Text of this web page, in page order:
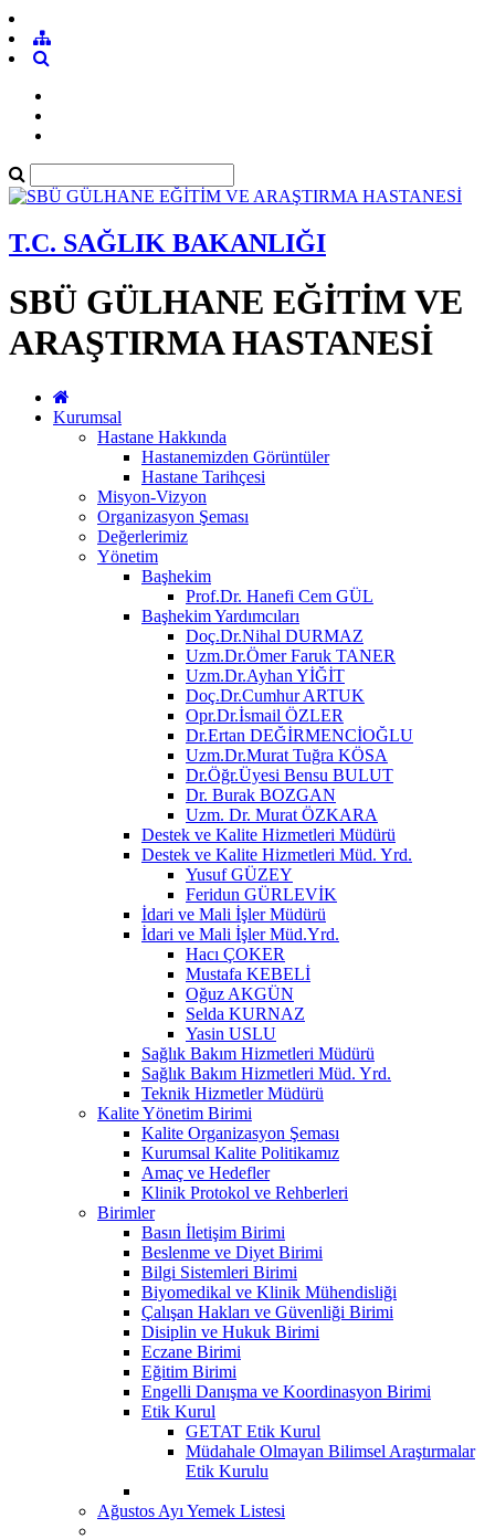
T.C. SAĞLIK BAKANLIĞI
SBÜ GÜLHANE EĞİTİM VE
ARAŞTIRMA HASTANESİ
Kurumsal
Hastane Hakkında
Hastanemizden Görüntüler
Hastane Tarihçesi
Misyon-Vizyon
Organizasyon Şeması
Değerlerimiz
Yönetim
Başhekim
Prof.Dr. Hanefi Cem GÜL
Başhekim Yardımcıları
Doç.Dr.Nihal DURMAZ
Uzm.Dr.Ömer Faruk TANER
Uzm.Dr.Ayhan YİĞİT
Doç.Dr.Cumhur ARTUK
Opr.Dr.İsmail ÖZLER
Dr.Ertan DEĞİRMENCİOĞLU
Uzm.Dr.Murat Tuğra KÖSA
Dr.Öğr.Üyesi Bensu BULUT
Dr. Burak BOZGAN
Uzm. Dr. Murat ÖZKARA
Destek ve Kalite Hizmetleri Müdürü
Destek ve Kalite Hizmetleri Müd. Yrd.
Yusuf GÜZEY
Feridun GÜRLEVİK
İdari ve Mali İşler Müdürü
İdari ve Mali İşler Müd.Yrd.
Hacı ÇOKER
Mustafa KEBELİ
Oğuz AKGÜN
Selda KURNAZ
Yasin USLU
Sağlık Bakım Hizmetleri Müdürü
Sağlık Bakım Hizmetleri Müd. Yrd.
Teknik Hizmetler Müdürü
Kalite Yönetim Birimi
Kalite Organizasyon Şeması
Kurumsal Kalite Politikamız
Amaç ve Hedefler
Klinik Protokol ve Rehberleri
Birimler
Basın İletişim Birimi
Beslenme ve Diyet Birimi
Bilgi Sistemleri Birimi
Biyomedikal ve Klinik Mühendisliği
Çalışan Hakları ve Güvenliği Birimi
Disiplin ve Hukuk Birimi
Eczane Birimi
Eğitim Birimi
Engelli Danışma ve Koordinasyon Birimi
Etik Kurul
GETAT Etik Kurul
Müdahale Olmayan Bilimsel Araştırmalar
Etik Kurulu
Ağustos Ayı Yemek Listesi